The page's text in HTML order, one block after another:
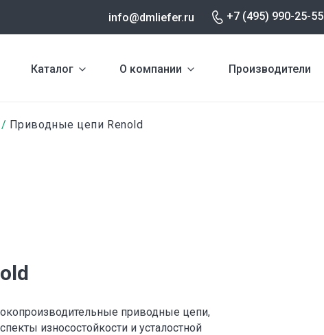
info@dmliefer.ru +7 (495) 990-25-55
Каталог О компании Производители
Приводные цепи Renold
приводные цепи,
износостойкости и усталостной